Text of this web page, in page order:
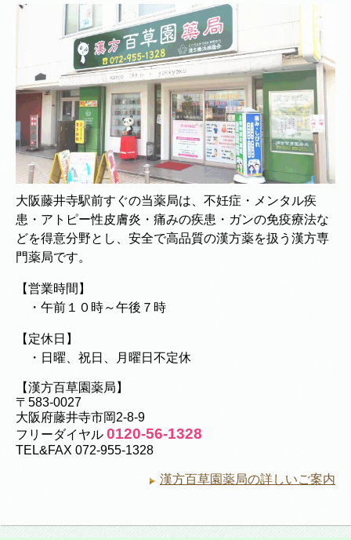
大阪藤井寺駅前すぐの当薬局は、不妊症・メンタル疾
患・アトピー性皮膚炎・痛みの疾患・ガンの免疫療法な
どを得意分野とし、安全で高品質の漢方薬を扱う漢方専
門薬局です。
【営業時間】
・午前１０時～午後７時
【定休日】
・日曜、祝日、月曜日不定休
【漢方百草園薬局】
〒583-0027
大阪府藤井寺市岡2-8-9
フリーダイヤル 0120-56-1328
TEL&FAX 072-955-1328
漢方百草園薬局の詳しいご案内